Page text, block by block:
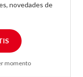
novedades de
momento